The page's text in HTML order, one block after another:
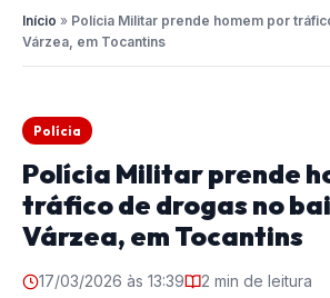
Início » Polícia Militar prende homem por
Várzea, em Tocantins
Polícia
Polícia Militar prende
tráfico de drogas no
Várzea, em Tocantins
17/03/2026 às 13:39 2 min de leitura